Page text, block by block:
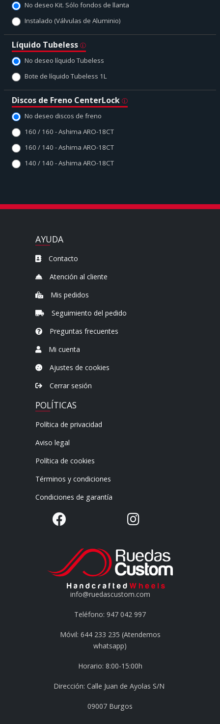
No deseo Kit. Sólo fondos de llanta
Instalado (Válvulas de Aluminio)
Líquido Tubeless
No deseo líquido Tubeless
Bote de líquido Tubeless 1L
Discos de Freno CenterLock
No deseo discos de freno
160 / 160 - Ashima ARO-18CT
160 / 140 - Ashima ARO-18CT
140 / 140 - Ashima ARO-18CT
AYUDA
Contacto
Atención al cliente
Mis pedidos
Seguimiento del pedido
Preguntas frecuentes
Mi cuenta
Ajustes de cookies
Cerrar sesión
POLÍTICAS
Política de privacidad
Aviso legal
Política de cookies
Términos y condiciones
Condiciones de garantía
info@ruedascustom.com
Teléfono: 947 042 997
Móvil: 644 233 235 (Atendemos
whatsapp)
Horario: 8:00-15:00h
Dirección: Calle Juan de Ayolas S/N
09007 Burgos